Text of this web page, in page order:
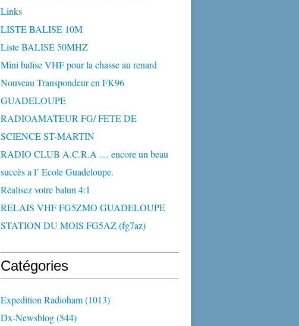
Links
LISTE BALISE 10M
Liste BALISE 50MHZ
Mini balise VHF pour la chasse au renard
Nouveau Transpondeur en FK96
GUADELOUPE
RADIOAMATEUR FG/ FETE DE
SCIENCE ST-MARTIN
RADIO CLUB A.C.R.A … encore un beau
succès a l’ Ecole Guadeloupe.
Réalisez votre balun 4:1
RELAIS VHF FG5ZMO GUADELOUPE
STATION DU MOIS FG5AZ (fg7az)
Catégories
Expedition Radioham(1013)
Dx-Newsblog(544)